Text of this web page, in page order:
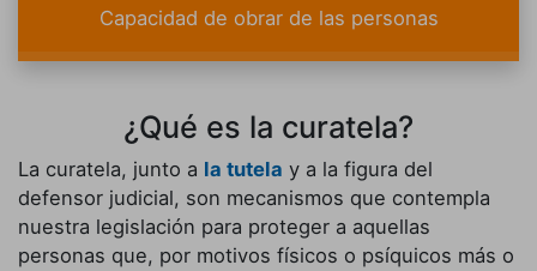
Capacidad de obrar de las personas
¿Qué es la curatela?
La curatela, junto a la tutela y a la figura del
defensor judicial, son mecanismos que contempla
nuestra legislación para proteger a aquellas
personas que, por motivos físicos o psíquicos más o